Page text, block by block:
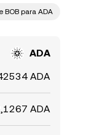
BOB para ADA
ADA
ADA
ADA